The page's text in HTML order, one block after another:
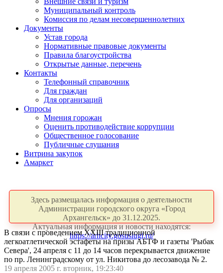
Муниципальный контроль
Комиссия по делам несовершеннолетних
Документы
Устав города
Нормативные правовые документы
Правила благоустройства
Открытые данные, перечень
Контакты
Телефонный справочник
Для граждан
Для организаций
Опросы
Мнения горожан
Оценить противодействие коррупции
Общественное голосование
Публичные слушания
Витрина закупок
Амаркет
Здесь размещалась информация о деятельности
Администрации городского округа «Город
Архангельск» до 31.12.2025.
Актуальная информация и новости находятся:
https://arhcity.gosuslugi.ru/
В связи с проведением XXIII традиционной
легкоатлетической эстафеты на призы АБТФ и газеты 'Рыбак
Севера', 24 апреля с 11 до 14 часов перекрывается движение
по пр. Ленинградскому от ул. Никитова до лесозавода № 2.
19 апреля 2005 г. вторник, 19:23:40